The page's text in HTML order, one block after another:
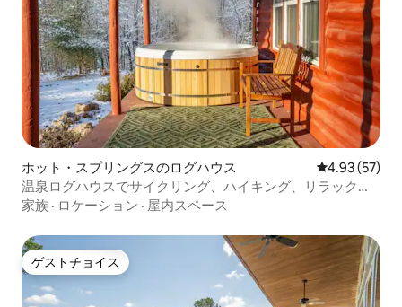
ホット・スプリングスのログハウス レビュー57
4.93 (57)
温泉ログハウスでサイクリング、ハイキング、リラックス
＆くつろぎを満喫
家族 · ロケーション · 屋内スペース
ゲストチョイス
ゲストチョイス